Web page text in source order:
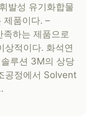
발성 유기화합물
제품이다. –
하는 제품으로
상적이다. 화석연
루션 3M의 상당
공정에서 Solvent